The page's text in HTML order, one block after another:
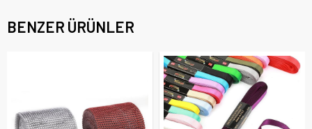
BENZER ÜRÜNLER